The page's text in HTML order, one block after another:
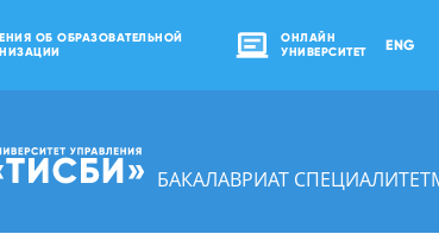
ОБ ОБРАЗОВАТЕЛЬНОЙ
ОНЛАЙН
УНИВЕРСИТЕТ
ENG
БАКАЛАВРИАТ СПЕЦИАЛИТЕТ